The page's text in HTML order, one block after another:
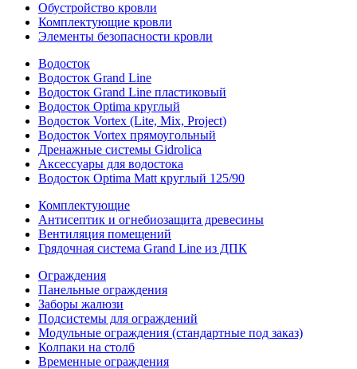
Обустройство кровли
Комплектующие кровли
Элементы безопасности кровли
Водосток
Водосток Grand Line
Водосток Grand Line пластиковый
Водосток Optima круглый
Водосток Vortex (Lite, Mix, Project)
Водосток Vortex прямоугольный
Дренажные системы Gidrolica
Аксессуары для водостока
Водосток Optima Matt круглый 125/90
Комплектующие
Антисептик и огнебиозащита древесины
Вентиляция помещений
Грядочная система Grand Line из ДПК
Ограждения
Панельные ограждения
Заборы жалюзи
Подсистемы для ограждений
Модульные ограждения (стандартные под заказ)
Колпаки на столб
Временные ограждения